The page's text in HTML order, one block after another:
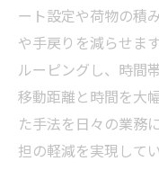
ート設定や荷物の積
や手戻りを減らせま
ルーピングし、時間
移動距離と時間を大
た手法を日々の業務
担の軽減を実現してい